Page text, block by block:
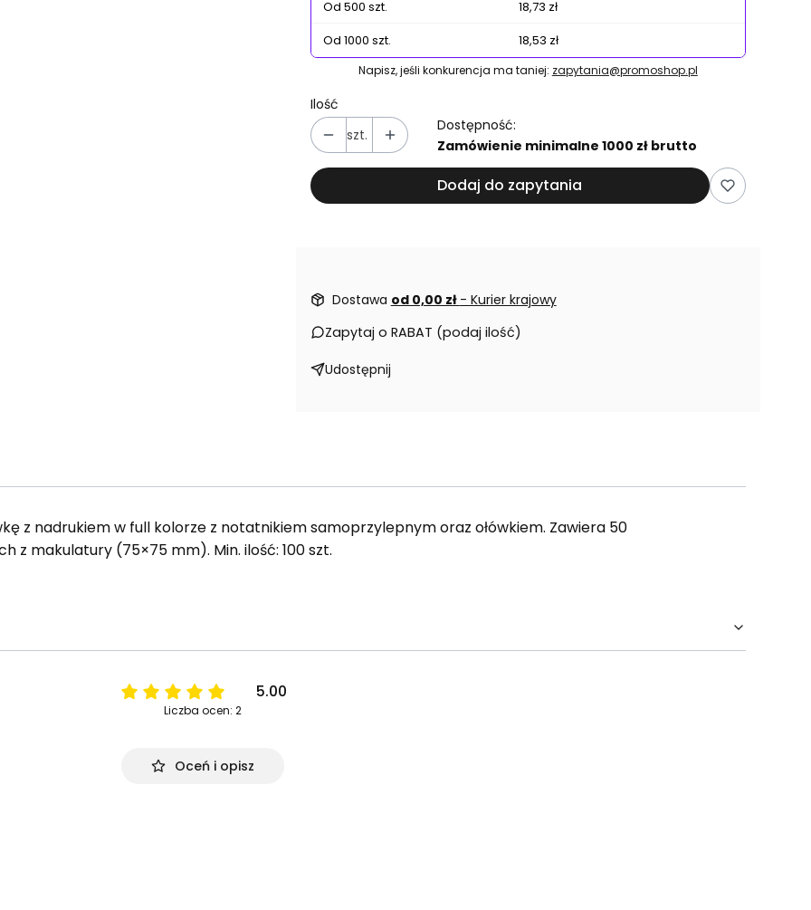
Od 500 szt.
18,73 zł
Od 1000 szt.
18,53 zł
Napisz, jeśli konkurencja ma taniej: zapytania@promoshop.pl
Ilość
szt.
Dostępność:
Zamówienie minimalne 1000 zł brutto
Dodaj do zapytania
Dostawa od 0,00 zł - Kurier krajowy
Zapytaj o RABAT (podaj ilość)
Udostępnij
z nadrukiem w full kolorze z notatnikiem samoprzylepnym oraz ołówkiem. Zawiera 50
z makulatury (75×75 mm). Min. ilość: 100 szt.
5.00
Liczba ocen: 2
Oceń i opisz